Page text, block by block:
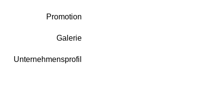
Promotion
Galerie
Unternehmensprofil